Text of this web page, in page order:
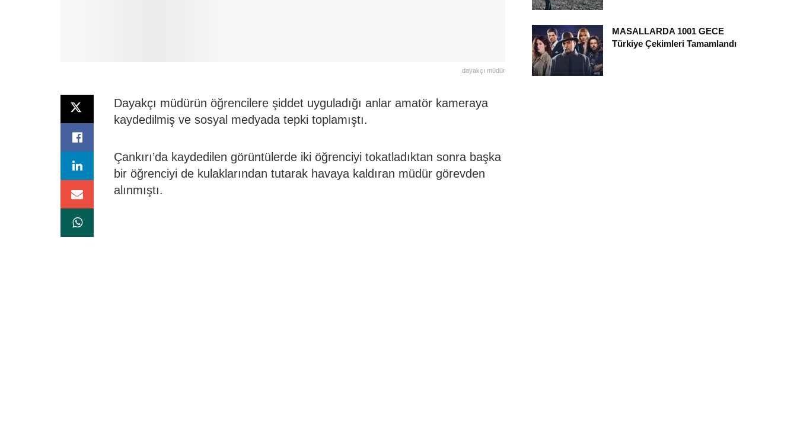
dayakçı müdür
Dayakçı müdürün öğrencilere şiddet uyguladığı anlar amatör kameraya
kaydedilmiş ve sosyal medyada tepki toplamıştı.
Çankırı’da kaydedilen görüntülerde iki öğrenciyi tokatladıktan sonra başka
bir öğrenciyi de kulaklarından tutarak havaya kaldıran müdür görevden
alınmıştı.
MASALLARDA 1001 GECE
Türkiye Çekimleri Tamamlandı